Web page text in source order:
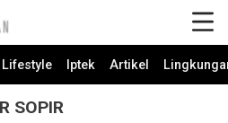
Lifestyle Iptek Artikel
SOPIR